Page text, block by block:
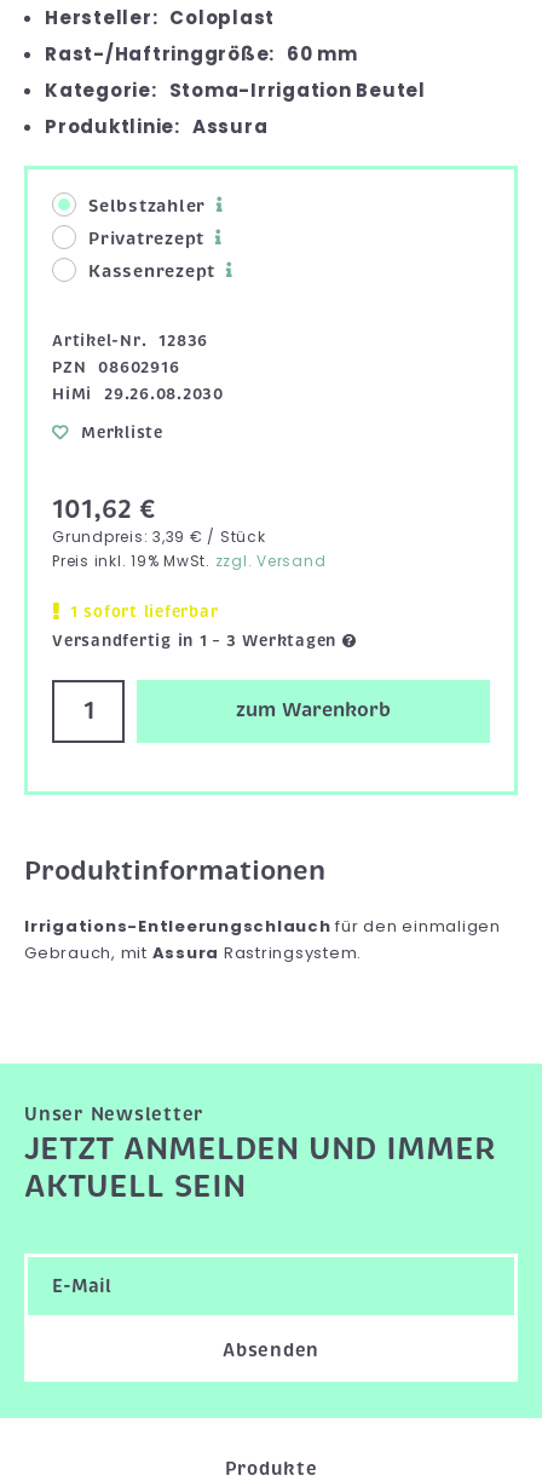
Hersteller: Coloplast
Rast-/Haftringgröße: 60 mm
Kategorie: Stoma-Irrigation Beutel
Produktlinie: Assura
Selbstzahler
Privatrezept
Kassenrezept
Artikel-Nr.
12836
PZN
08602916
HiMi
29.26.08.2030
Merkliste
101,62 €
Grundpreis: 3,39 € / Stück
Preis inkl. 19% MwSt. zzgl. Versand
1 sofort lieferbar
Versandfertig in 1 – 3 Werktagen
zum Warenkorb
Produktinformationen
Irrigations-Entleerungschlauchfür den einmaligen
Gebrauch, mit Assura Rastringsystem.
Unser Newsletter
JETZT ANMELDEN UND IMMER
AKTUELL SEIN
Absenden
Produkte